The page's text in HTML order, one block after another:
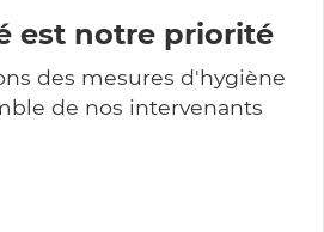
est notre priorité
des mesures d'hygiène
de nos intervenants